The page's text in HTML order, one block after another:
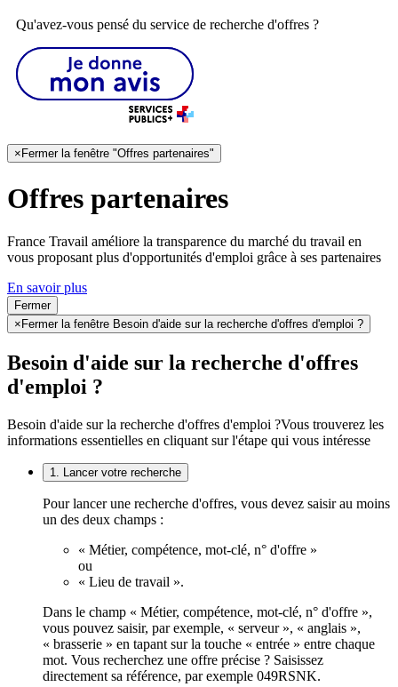
Qu'avez-vous pensé du service de recherche d'offres ?
× Fermer la fenêtre "Offres partenaires"
Offres partenaires
France Travail améliore la transparence du marché du travail en
vous proposant plus d'opportunités d'emploi grâce à ses partenaires
En savoir plus
Fermer
× Fermer la fenêtre Besoin d'aide sur la recherche d'offres d'emploi ?
Besoin d'aide sur la recherche d'offres
d'emploi ?
Besoin d'aide sur la recherche d'offres d'emploi ?Vous trouverez les
informations essentielles en cliquant sur l'étape qui vous intéresse
1. Lancer votre recherche
Pour lancer une recherche d'offres, vous devez saisir au moins
un des deux champs :
« Métier, compétence, mot-clé, n° d'offre »
ou
« Lieu de travail ».
Dans le champ « Métier, compétence, mot-clé, n° d'offre »,
vous pouvez saisir, par exemple, « serveur », « anglais »,
« brasserie » en tapant sur la touche « entrée » entre chaque
mot. Vous recherchez une offre précise ? Saisissez
directement sa référence, par exemple 049RSNK.